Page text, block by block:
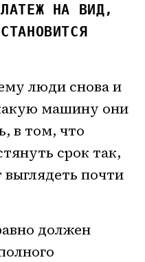
НА ВИД,
люди снова и
машину они
в том, что
срок так,
почти
должен